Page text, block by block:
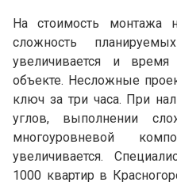
На стоимость монтажа
сложность
увеличивается и
объекте. Несложные
ключ за три часа. При
углов, выполнении
многоуровневой
увеличивается.
1000 квартир в